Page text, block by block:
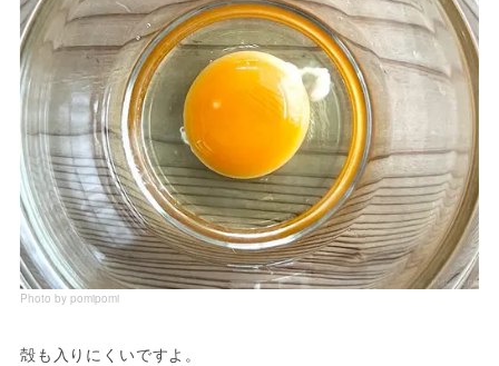
Photo by pomipomi
殻も入りにくいですよ。